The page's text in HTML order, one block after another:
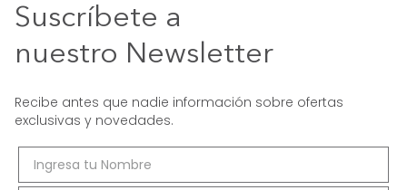
Suscríbete a
nuestro Newsletter
Recibe antes que nadie información sobre ofertas
exclusivas y novedades.